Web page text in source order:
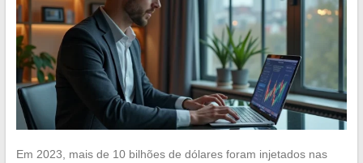
Em 2023, mais de 10 bilhões de dólares foram injetados nas